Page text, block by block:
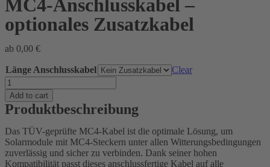
MC4-Anschlusskabel –
optionales Zusatzkabel
ab 0,00 €
Länge Anschlusskabel
Clear
MC4-
Anschlusskabel
-
optionales
Zusatzkabel
quantity
Add to cart
Produktbeschreibung
Das TÜV-geprüfte MC4-Kabel ist die optimale Lösung, um
Solarmodule mit MC4-Steckern unter allen Witterungsbedingungen
zuverlässig und sicher zu verbinden. Dank seiner hohen
Kompatibilität passt dieses anschlussfertige Kabel auf alle